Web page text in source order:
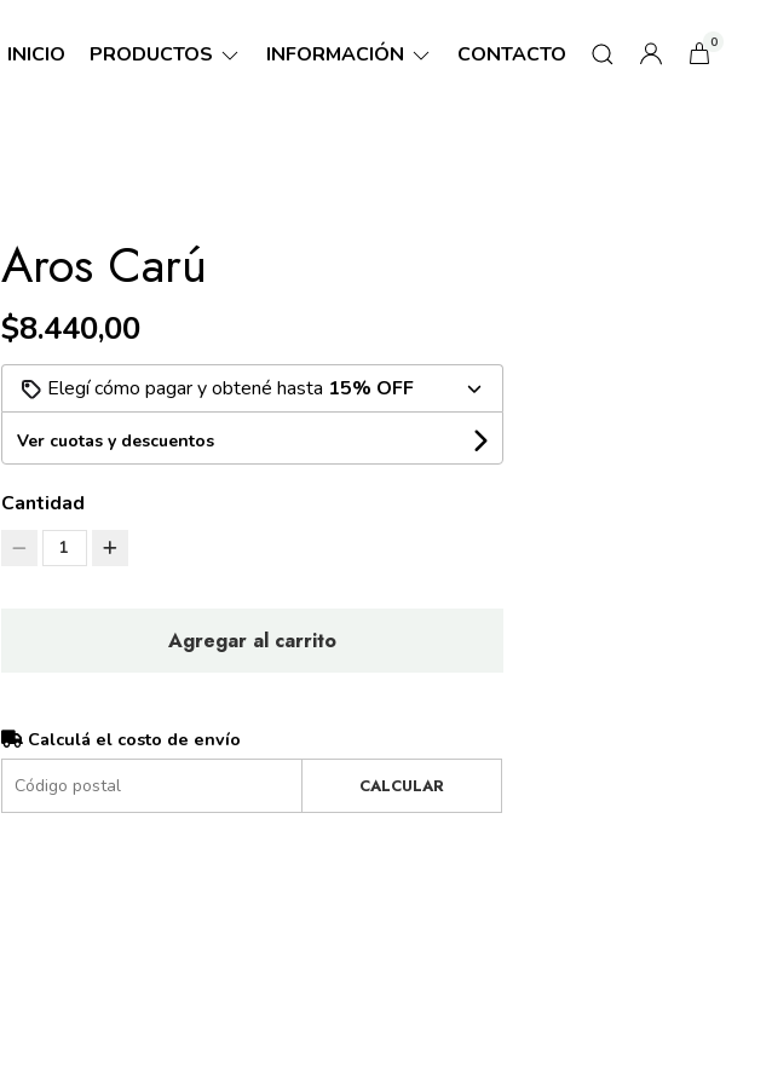
INICIO PRODUCTOS INFORMACIÓN CONTACTO 0
Aros Carú
$8.440,00
Elegí cómo pagar y obtené hasta 15% OFF
Ver cuotas y descuentos
Cantidad
1
Agregar al carrito
Calculá el costo de envío
CALCULAR